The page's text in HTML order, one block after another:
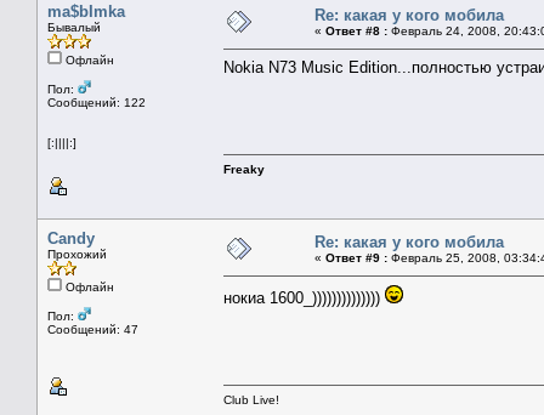
ma$bImka
Бывалый
Офлайн
Пол:
Сообщений: 122
[:||||:]
Re: какая у кого мобила
« Ответ #8 : Февраль 24, 2008,
Nokia N73 Music Edition...полностью
Freaky
Candy
Прохожий
Офлайн
Пол:
Сообщений: 47
Re: какая у кого мобила
« Ответ #9 : Февраль 25, 2008,
нокиа 1600_))))))))))))))
Club Live!